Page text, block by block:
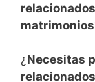
matrimonios
¿ Necesitas